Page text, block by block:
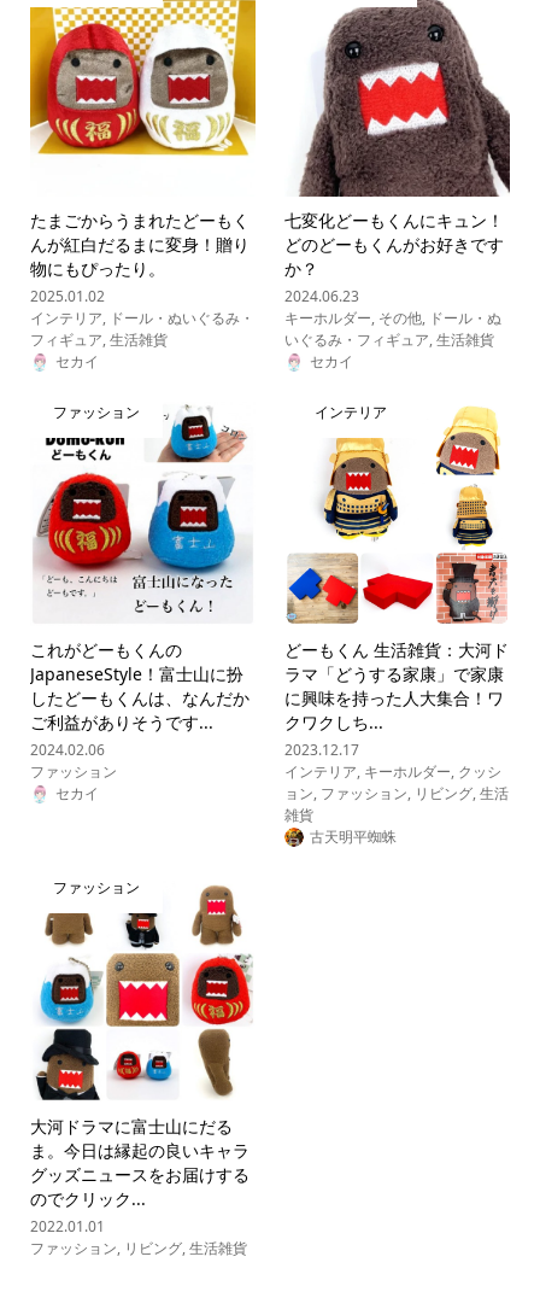
たまごからうまれたどーもく
んが紅白だるまに変身！贈り
物にもぴったり。
2025.01.02
インテリア, ドール・ぬいぐるみ・
フィギュア,生活雑貨
セカイ
七変化どーもくんにキュン！
どのどーもくんがお好きです
か？
2024.06.23
キーホルダー, その他, ドール・ぬ
いぐるみ・フィギュア,生活雑貨
セカイ
ファッション
これがどーもくんの
JapaneseStyle！富士山に扮
したどーもくんは、なんだか
ご利益がありそうです...
2024.02.06
ファッション
セカイ
インテリア
どーもくん 生活雑貨：大河ド
ラマ「どうする家康」で家康
に興味を持った人大集合！ワ
クワクしち...
2023.12.17
インテリア, キーホルダー, クッシ
ョン, ファッション, リビング,生活
雑貨
古天明平蜘蛛
ファッション
大河ドラマに富士山にだる
ま。今日は縁起の良いキャラ
グッズニュースをお届けする
のでクリック...
2022.01.01
ファッション, リビング,生活雑貨